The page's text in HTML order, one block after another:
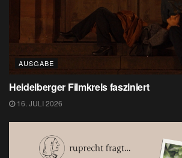
AUSGABE
Heidelberger Filmkreis fasziniert
16. JULI 2026